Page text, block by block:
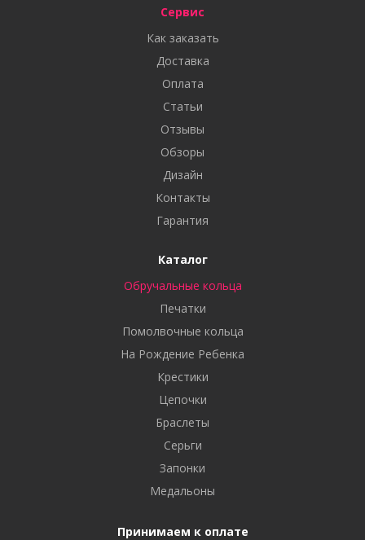
Сервис
Как заказать
Доставка
Оплата
Статьи
Отзывы
Обзоры
Дизайн
Контакты
Гарантия
Каталог
Обручальные кольца
Печатки
Помолвочные кольца
На Рождение Ребенка
Крестики
Цепочки
Браслеты
Серьги
Запонки
Медальоны
Принимаем к оплате